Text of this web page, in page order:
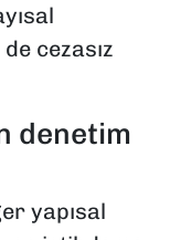
cezasız
denetim
yapısal